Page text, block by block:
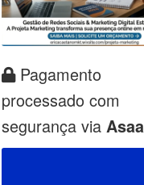
Pagamento
processado com
segurança via